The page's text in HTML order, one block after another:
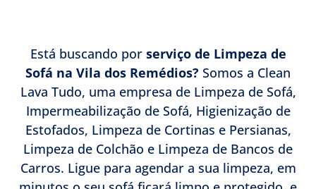
Está buscando por serviço de Limpeza de
Sofá na Vila dos Remédios? Somos a Clean
Lava Tudo, uma empresa de Limpeza de Sofá,
Impermeabilização de Sofá, Higienização de
Estofados, Limpeza de Cortinas e Persianas,
Limpeza de Colchão e Limpeza de Bancos de
Carros. Ligue para agendar a sua limpeza, em